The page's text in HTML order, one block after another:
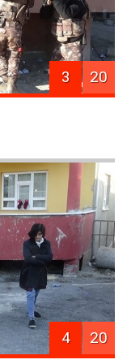
3 20
4 20